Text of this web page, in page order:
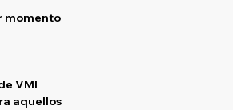
momento
VMI
aquellos